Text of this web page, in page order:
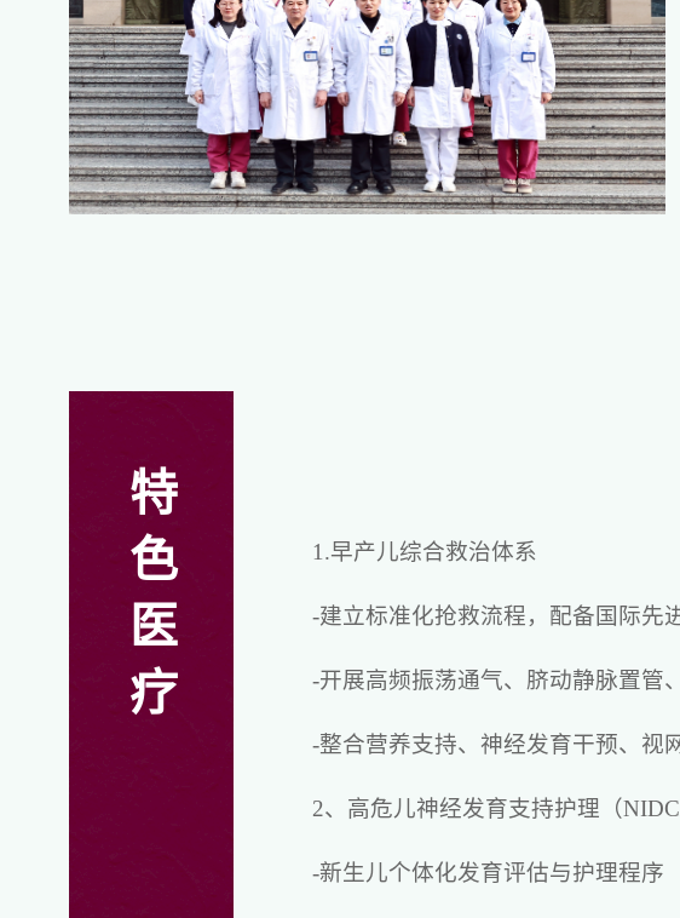
特
色
医
疗
1.早产儿综合救治体系
-建立标准化抢救流程，配备国际先
-开展高频振荡通气、脐动静脉置管
-整合营养支持、神经发育干预、视
2、高危儿神经发育支持护理（
-新生儿个体化发育评估与护理程序